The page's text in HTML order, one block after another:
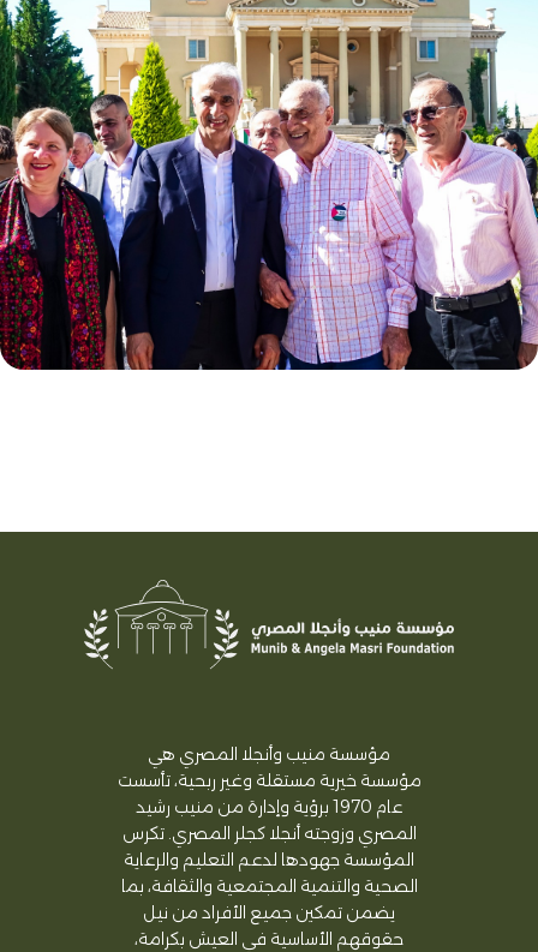
مؤسسة منيب وأنجلا المصري هي
مؤسسة خيرية مستقلة وغير ربحية، تأسست
عام 1970 برؤية وإدارة من منيب رشيد
المصري وزوجته أنجلا كجلر المصري. تكرس
المؤسسة جهودها لدعم التعليم والرعاية
الصحية والتنمية المجتمعية والثقافة، بما
يضمن تمكين جميع الأفراد من نيل
حقوقهم الأساسية في العيش بكرامة،